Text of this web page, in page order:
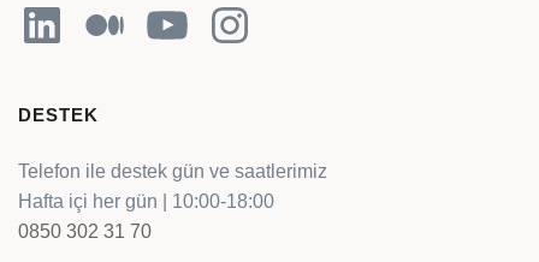
LinkedInOrta YouTubeInstagram
DESTEK
Telefon ile destek gün ve saatlerimiz
Hafta içi her gün | 10:00-18:00
0850 302 31 70